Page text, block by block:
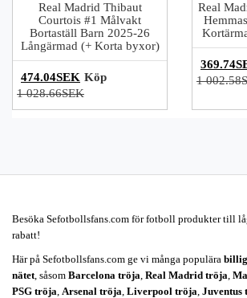
Real Madrid Thibaut
Courtois #1 Målvakt
Bortaställ Barn 2025-26
Långärmad (+ Korta byxor)
474.04SEK
1 028.66SEK
Köp
Real
1
Besöka Sefotbollsfans.com för fotboll produkter till
rabatt!
Här på Sefotbollsfans.com ge vi många populära
nätet, såsom Barcelona tröja, Real Madrid tröja,
PSG tröja, Arsenal tröja, Liverpool tröja, Juventus